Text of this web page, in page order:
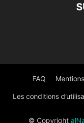
FAQ
Les conditions
© Copyright